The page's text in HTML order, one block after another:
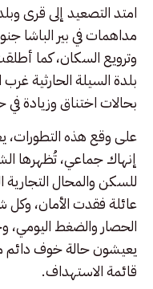
امتد التصعيد إلى قرى
مداهمات في بير الباشا
وترويع السكان، كما
بلدة السيلة الحارثية
بحالات اختناق وزيادة في
على وقع هذه
إنهاك جماعي، تُظهرها
للسكن والمحال
عائلة فقدت الأمان،
الحصار والضغط اليومي،
يعيشون حالة خوف دائم
قائمة الاستهداف.